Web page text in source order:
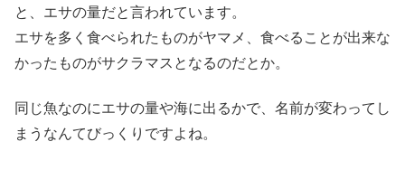
と、エサの量だと言われています。
エサを多く食べられたものがヤマメ、食べることが出来な
かったものがサクラマスとなるのだとか。
同じ魚なのにエサの量や海に出るかで、名前が変わってし
まうなんてびっくりですよね。